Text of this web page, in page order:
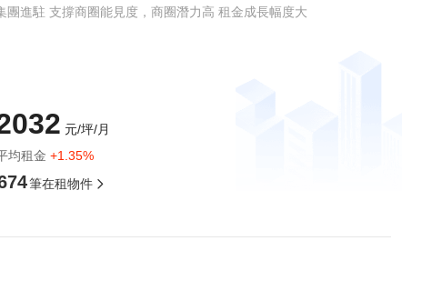
卡門禁
進駐 支撐商圈能見度，商圈潛力高 租金成長幅度大
元/坪/月
均租金+1.35%
筆在租物件